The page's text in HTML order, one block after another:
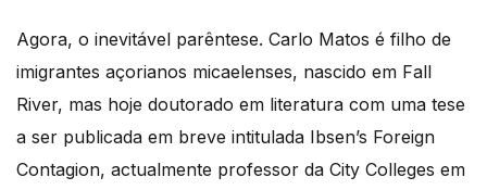
Agora, o inevitável parêntese. Carlo Matos é filho de
imigrantes açorianos micaelenses, nascido em Fall
River, mas hoje doutorado em literatura com uma tese
a ser publicada em breve intitulada Ibsen’s Foreign
Contagion, actualmente professor da City Colleges em